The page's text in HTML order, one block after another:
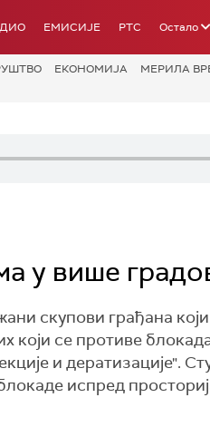
ЕМИСИЈЕ РТС Остало
ЕКОНОМИЈА МЕРИЛА
у више
скупови грађана
се противе
и дератизације".
испред